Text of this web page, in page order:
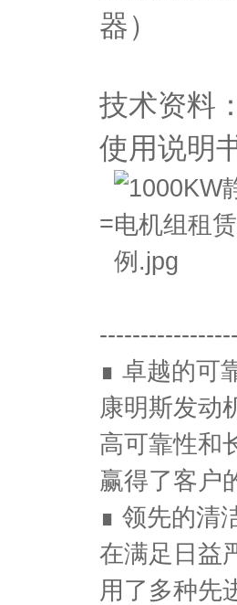
器）
技术资料
使用说明
=
∎ 卓越的可
康明斯发动
高可靠性和
赢得了客户
∎ 领先的清
在满足日益
用了多种先